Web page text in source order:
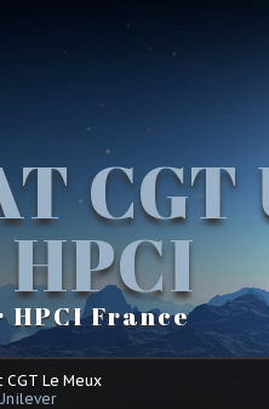
HPCI France
CGT Le Meux